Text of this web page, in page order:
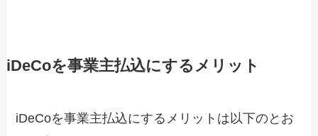
iDeCoを事業主払込にするメリット
iDeCoを事業主払込にするメリットは以下のとお